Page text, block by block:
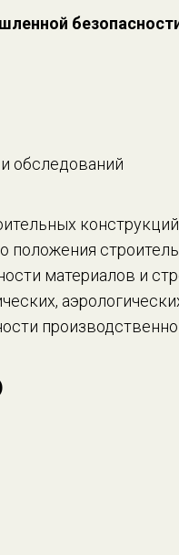
обследований
положения
материалов и